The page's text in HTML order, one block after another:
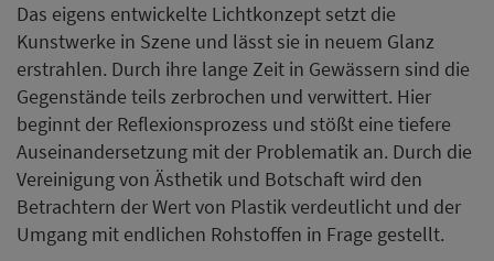
Das eigens entwickelte Lichtkonzept setzt die
Kunstwerke in Szene und lässt sie in neuem Glanz
erstrahlen. Durch ihre lange Zeit in Gewässern sind die
Gegenstände teils zerbrochen und verwittert. Hier
beginnt der Reflexionsprozess und stößt eine tiefere
Auseinandersetzung mit der Problematik an. Durch die
Vereinigung von Ästhetik und Botschaft wird den
Betrachtern der Wert von Plastik verdeutlicht und der
Umgang mit endlichen Rohstoffen in Frage gestellt.